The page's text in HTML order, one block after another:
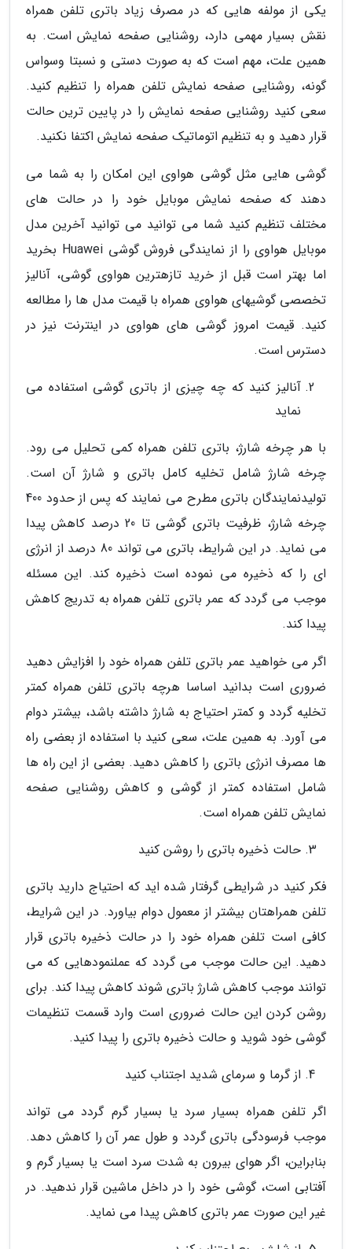
یکی از مولفه هایی که در مصرف زیاد باتری تلفن همراه
نقش بسیار مهمی دارد، روشنایی صفحه نمایش است. به
همین علت، مهم است که به صورت دستی و نسبتا وسواس
گونه، روشنایی صفحه نمایش تلفن همراه را تنظیم کنید.
سعی کنید روشنایی صفحه نمایش را در پایین ترین حالت
قرار دهید و به تنظیم اتوماتیک صفحه نمایش اکتفا نکنید.
گوشی هایی مثل گوشی هواوی این امکان را به شما می
دهند که صفحه نمایش موبایل خود را در حالت های
مختلف تنظیم کنید شما می توانید می توانید آخرین مدل
موبایل هواوی را از نمایندگی فروش گوشی Huawei بخرید
اما بهتر است قبل از خرید تازهترین هواوی گوشی، آنالیز
تخصصی گوشیهای هواوی همراه با قیمت مدل ها را مطالعه
کنید. قیمت امروز گوشی های هواوی در اینترنت نیز در
دسترس است.
آنالیز کنید که چه چیزی از باتری گوشی استفاده می
نماید
با هر چرخه شارژ، باتری تلفن همراه کمی تحلیل می رود.
چرخه شارژ شامل تخلیه کامل باتری و شارژ آن است.
تولیدنمایندگان باتری مطرح می نمایند که پس از حدود 400
چرخه شارژ، ظرفیت باتری گوشی تا 20 درصد کاهش پیدا
می نماید. در این شرایط، باتری می تواند 80 درصد از انرژی
ای را که ذخیره می نموده است ذخیره کند. این مسئله
موجب می گردد که عمر باتری تلفن همراه به تدریج کاهش
پیدا کند.
اگر می خواهید عمر باتری تلفن همراه خود را افزایش دهید
ضروری است بدانید اساسا هرچه باتری تلفن همراه کمتر
تخلیه گردد و کمتر احتیاج به شارژ داشته باشد، بیشتر دوام
می آورد. به همین علت، سعی کنید با استفاده از بعضی راه
ها مصرف انرژی باتری را کاهش دهید. بعضی از این راه ها
شامل استفاده کمتر از گوشی و کاهش روشنایی صفحه
نمایش تلفن همراه است.
حالت ذخیره باتری را روشن کنید
فکر کنید در شرایطی گرفتار شده اید که احتیاج دارید باتری
تلفن همراهتان بیشتر از معمول دوام بیاورد. در این شرایط،
کافی است تلفن همراه خود را در حالت ذخیره باتری قرار
دهید. این حالت موجب می گردد که عملنمودهایی که می
توانند موجب کاهش شارژ باتری شوند کاهش پیدا کند. برای
روشن کردن این حالت ضروری است وارد قسمت تنظیمات
گوشی خود شوید و حالت ذخیره باتری را پیدا کنید.
از گرما و سرمای شدید اجتناب کنید
اگر تلفن همراه بسیار سرد یا بسیار گرم گردد می تواند
موجب فرسودگی باتری گردد و طول عمر آن را کاهش دهد.
بنابراین، اگر هوای بیرون به شدت سرد است یا بسیار گرم و
آفتابی است، گوشی خود را در داخل ماشین قرار ندهید. در
غیر این صورت عمر باتری کاهش پیدا می نماید.